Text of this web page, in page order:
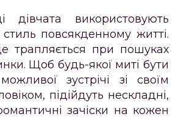
дівчата використовують
повсякденному житті.
трапляється при пошуках
Щоб будь-якої миті бути
​​зустрічі зі своїм
підійдуть нескладні,
зачіски на кожен